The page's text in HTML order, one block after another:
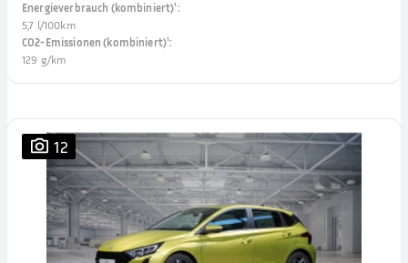
Energieverbrauch (kombiniert)¹:
5,7 l/100km
CO2-Emissionen (kombiniert)¹:
129 g/km
12